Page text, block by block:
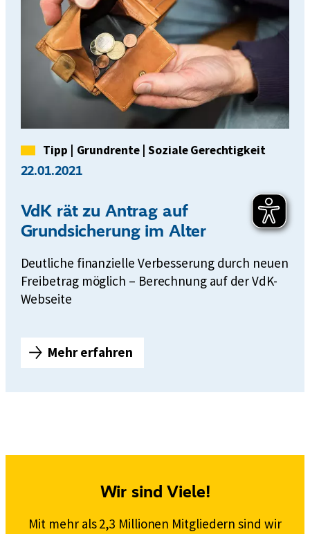
Kategorie
Tipp Grundrente Soziale Gerechtigkeit
22.01.2021
VdK rät zu Antrag auf
Grundsicherung im Alter
Deutliche finanzielle Verbesserung durch neuen
Freibetrag möglich – Berechnung auf der VdK-
Webseite
Mehr erfahren
V
K
n
Wir sind Viele!
Mit mehr als 2,3 Millionen Mitgliedern sind wir